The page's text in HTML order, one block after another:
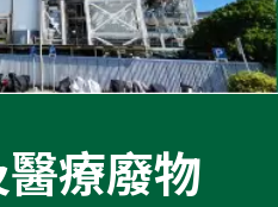
療廢物